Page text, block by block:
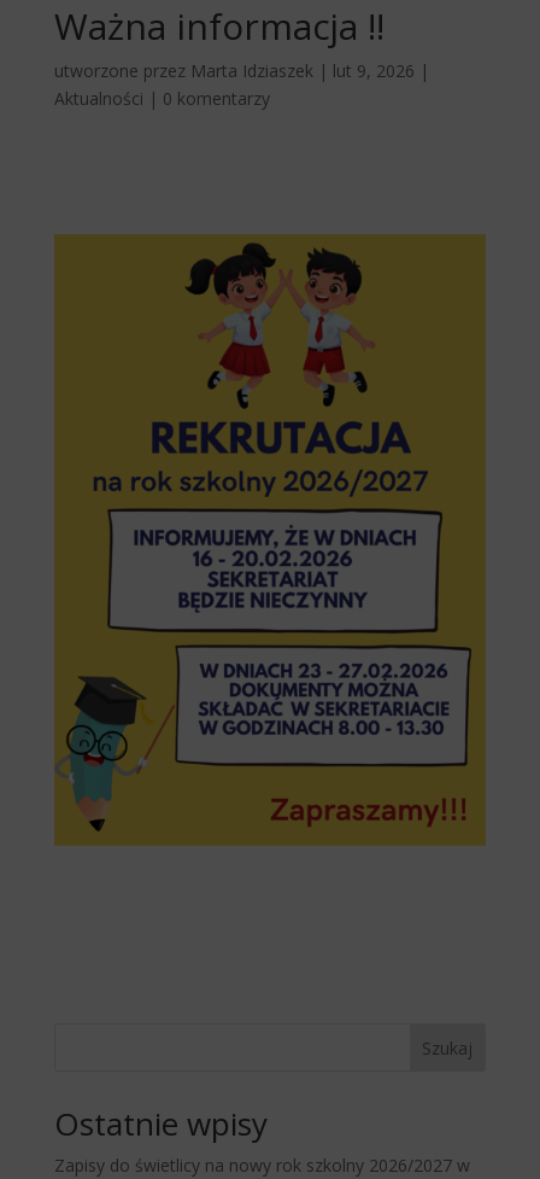
Ważna informacja ‼️
utworzone przez Marta Idziaszek| lut 9, 2026 |
Aktualności | 0 komentarzy
Szukaj
Ostatnie wpisy
Zapisy do świetlicy na nowy rok szkolny 2026/2027 w